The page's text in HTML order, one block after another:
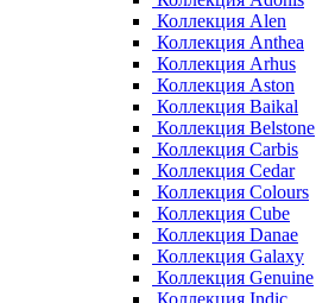
Коллекция Alen
Коллекция Anthea
Коллекция Arhus
Коллекция Aston
Коллекция Baikal
Коллекция Belstone
Коллекция Carbis
Коллекция Cedar
Коллекция Colours
Коллекция Cube
Коллекция Danae
Коллекция Galaxy
Коллекция Genuine
Коллекция Indic